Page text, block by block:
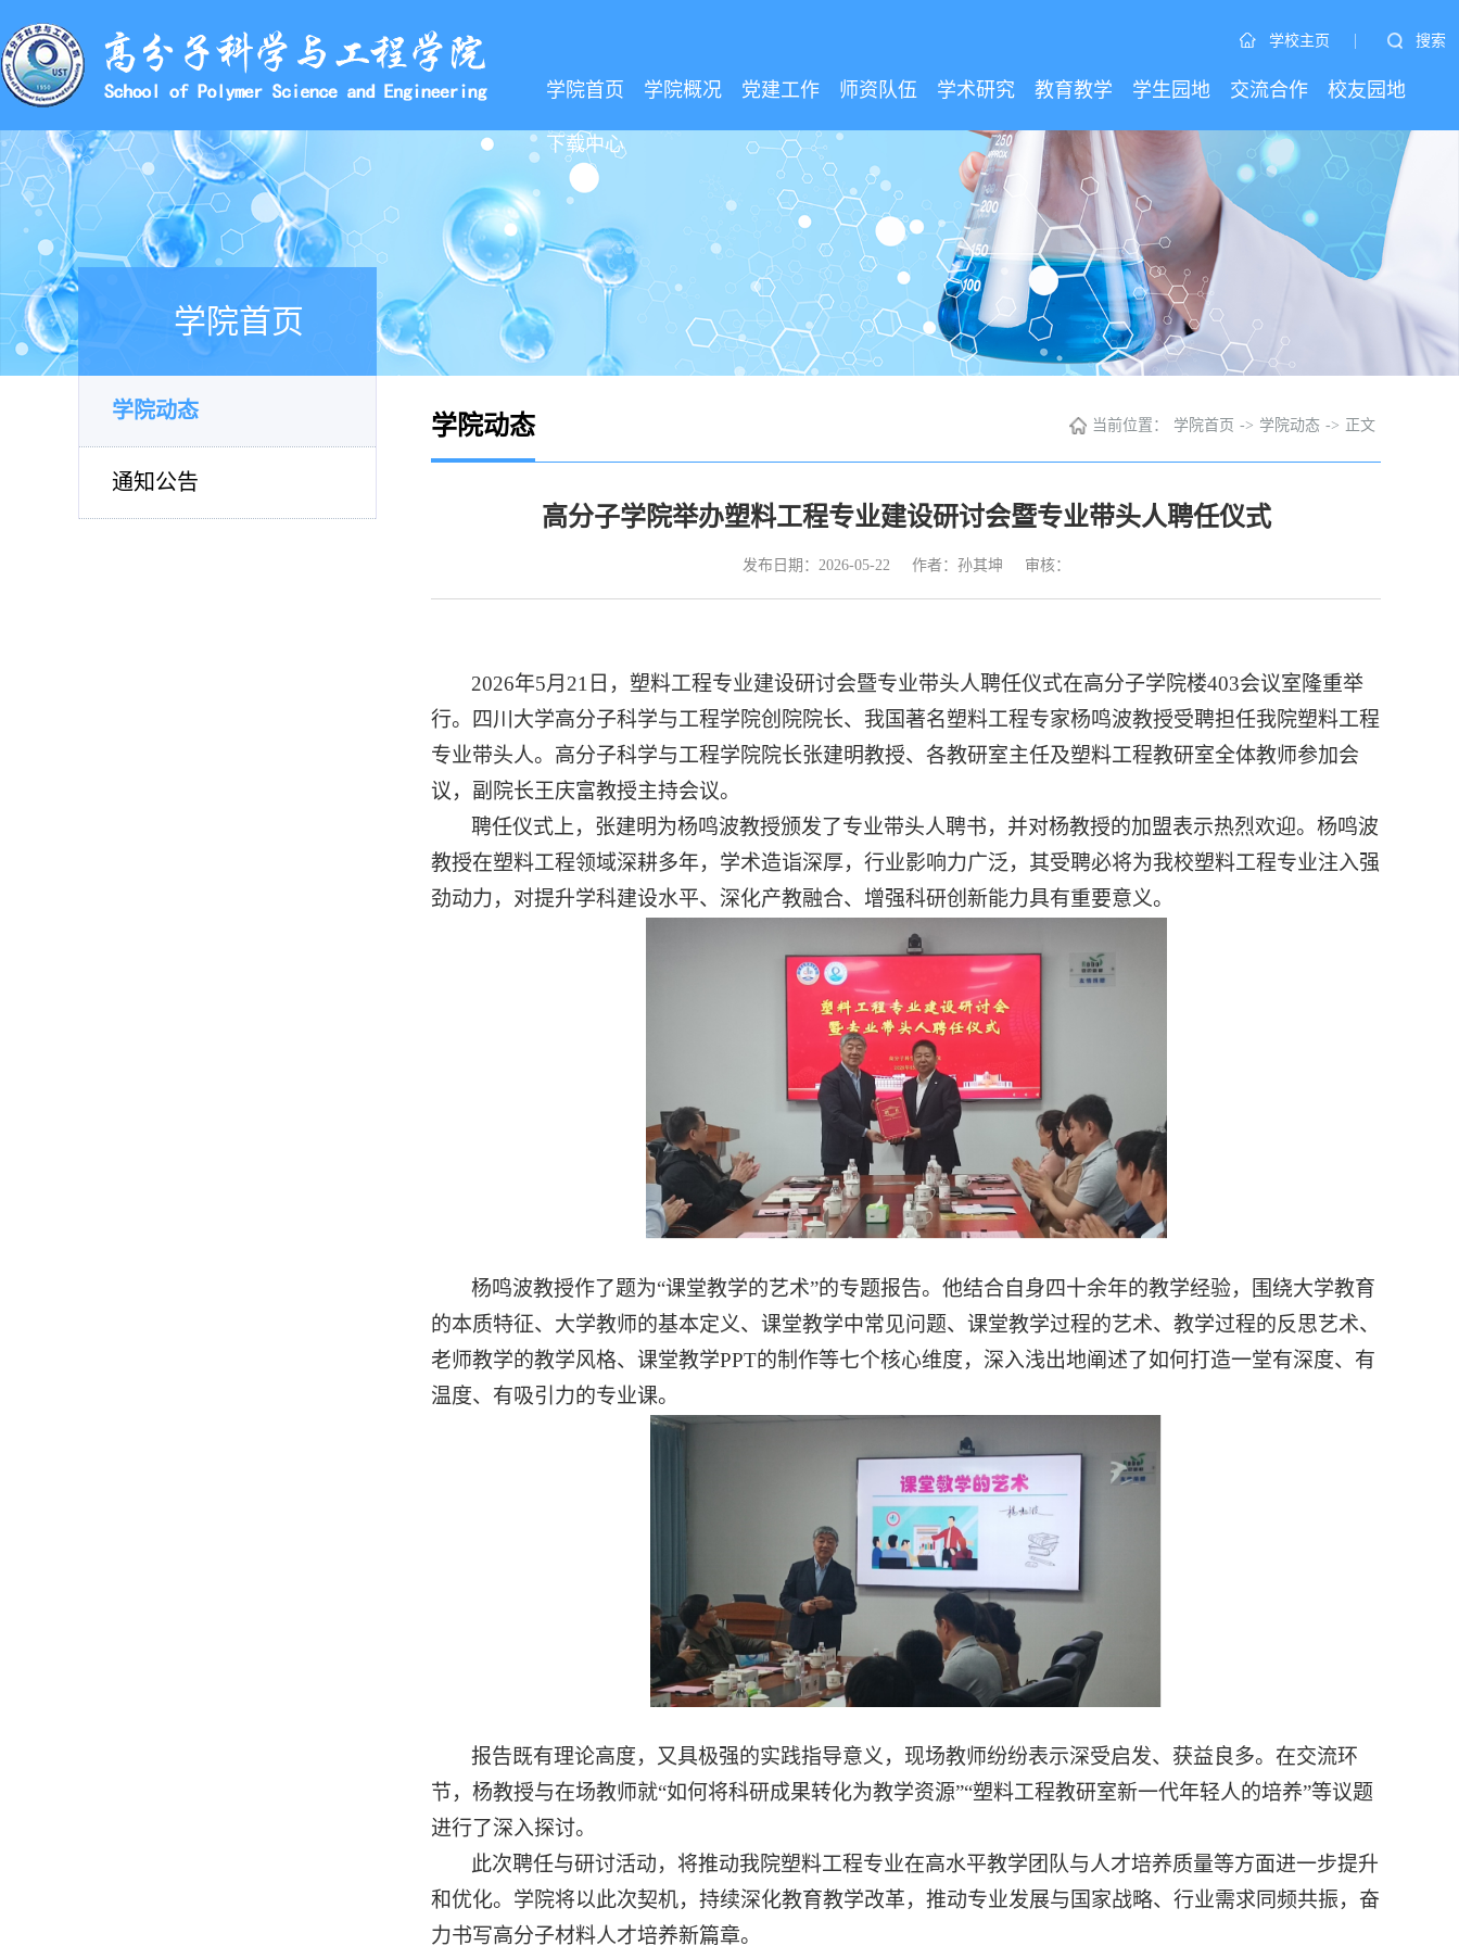
学校主页 | 搜索
学院首页 学院概况 党建工作 师资队伍 学术研究 教育教学 学生园地 交流合作 校友园地
下载中心
学院首页
学院动态
通知公告
学院动态 当前位置： 学院首页 -> 学院动态 -> 正文
高分子学院举办塑料工程专业建设研讨会暨专业带头人聘任仪式
发布日期：2026-05-22 作者：孙其坤 审核：
2026年5月21日，塑料工程专业建设研讨会暨专业带头人聘任仪式在高分子学院楼403会议室隆重举
行。四川大学高分子科学与工程学院创院院长、我国著名塑料工程专家杨鸣波教授受聘担任我院塑料工程
专业带头人。 高分子科学与工程学院院长张建明教授、各教研室主任及塑料工程教研室全体教师参加会
议，副院长王庆富教授主持会议。
聘任仪式上，张建明为杨鸣波教授颁发了专业带头人聘书，并对杨教授的加盟表示热烈欢迎。杨鸣波
教授在塑料工程领域深耕多年，学术造诣深厚，行业影响力广泛，其受聘必将为我校塑料工程专业注入强
劲动力，对提升学科建设水平、深化产教融合、增强科研创新能力具有重要意义。
杨鸣波教授作了题为“课堂教学的艺术”的专题报告。他结合自身四十余年的教学经验，围绕大学教育
的本质特征、大学教师的基本定义、课堂教学中常见问题、课堂教学过程的艺术、教学过程的反思艺术、
老师教学的教学风格、课堂教学PPT的制作等七个核心维度，深入浅出地阐述了如何打造一堂有深度、有
温度、有吸引力的专业课。
报告既有理论高度，又具极强的实践指导意义，现场教师纷纷表示深受启发、获益良多。在交流环
节，杨教授与在场教师就“如何将科研成果转化为教学资源”“塑料工程教研室新一代年轻人的培养”等议题
进行了深入探讨。
此次聘任与研讨活动，将推动我院塑料工程专业在高水平教学团队与人才培养质量等方面进一步提升
和优化。学院将以此次契机，持续深化教育教学改革，推动专业发展与国家战略、行业需求同频共振，奋
力书写高分子材料人才培养新篇章。